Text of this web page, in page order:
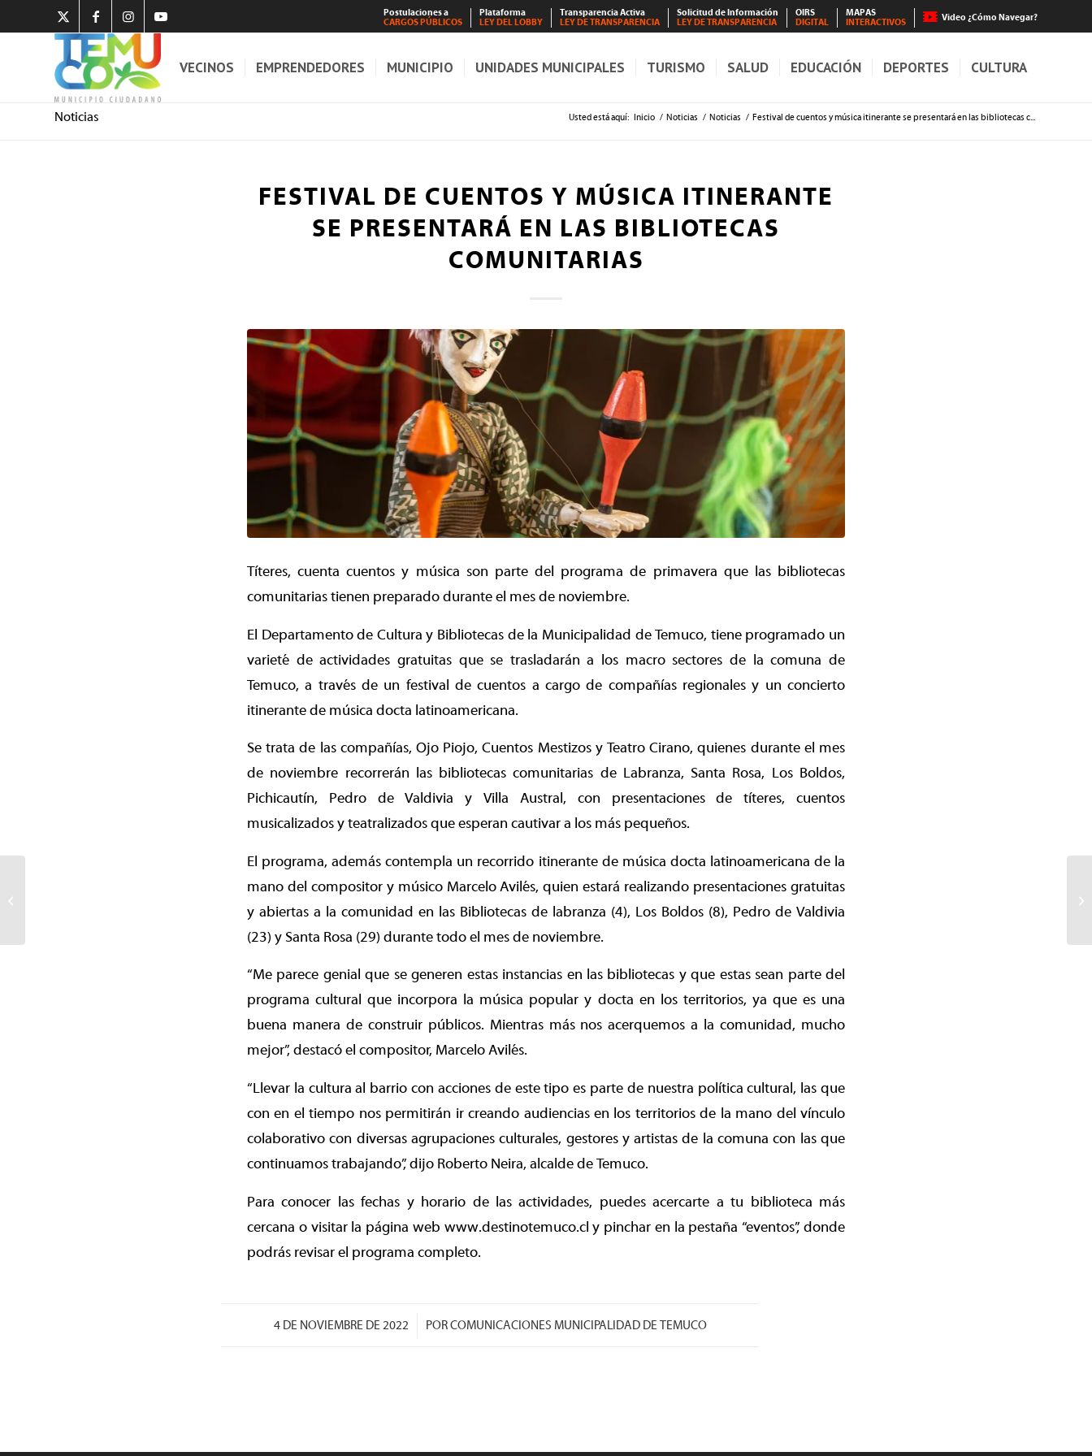
Postulaciones a
CARGOS PÚBLICOS
Plataforma
LEY DEL LOBBY
Transparencia Activa
LEY DE TRANSPARENCIA
Solicitud de Información
LEY DE TRANSPARENCIA
OIRS
DIGITAL
MAPAS
INTERACTIVOS
Video ¿Cómo Navegar?
VECINOS EMPRENDEDORES MUNICIPIO UNIDADES MUNICIPALES TURISMO SALUD EDUCACIÓN DEPORTES CULTURA
Noticias Usted está aquí: Inicio / Noticias / Noticias / Festival de cuentos y música itinerante se presentará en las bibliotecas c...
FESTIVAL DE CUENTOS Y MÚSICA ITINERANTE
SE PRESENTARÁ EN LAS BIBLIOTECAS
COMUNITARIAS
Títeres, cuenta cuentos y música son parte del programa de primavera que las bibliotecas
comunitarias tienen preparado durante el mes de noviembre.
El Departamento de Cultura y Bibliotecas de la Municipalidad de Temuco, tiene programado un
varieté de actividades gratuitas que se trasladarán a los macro sectores de la comuna de
Temuco, a través de un festival de cuentos a cargo de compañías regionales y un concierto
itinerante de música docta latinoamericana.
Se trata de las compañías, Ojo Piojo, Cuentos Mestizos y Teatro Cirano, quienes durante el mes
de noviembre recorrerán las bibliotecas comunitarias de Labranza, Santa Rosa, Los Boldos,
Pichicautín, Pedro de Valdivia y Villa Austral, con presentaciones de títeres, cuentos
musicalizados y teatralizados que esperan cautivar a los más pequeños.
El programa, además contempla un recorrido itinerante de música docta latinoamericana de la
mano del compositor y músico Marcelo Avilés, quien estará realizando presentaciones gratuitas
y abiertas a la comunidad en las Bibliotecas de labranza (4), Los Boldos (8), Pedro de Valdivia
(23) y Santa Rosa (29) durante todo el mes de noviembre.
“Me parece genial que se generen estas instancias en las bibliotecas y que estas sean parte del
programa cultural que incorpora la música popular y docta en los territorios, ya que es una
buena manera de construir públicos. Mientras más nos acerquemos a la comunidad, mucho
mejor”, destacó el compositor, Marcelo Avilés.
“Llevar la cultura al barrio con acciones de este tipo es parte de nuestra política cultural, las que
con en el tiempo nos permitirán ir creando audiencias en los territorios de la mano del vínculo
colaborativo con diversas agrupaciones culturales, gestores y artistas de la comuna con las que
continuamos trabajando”, dijo Roberto Neira, alcalde de Temuco.
Para conocer las fechas y horario de las actividades, puedes acercarte a tu biblioteca más
cercana o visitar la página web www.destinotemuco.cl y pinchar en la pestaña “eventos”, donde
podrás revisar el programa completo.
4 DE NOVIEMBRE DE 2022
/ PORCOMUNICACIONES MUNICIPALIDAD DE TEMUCO